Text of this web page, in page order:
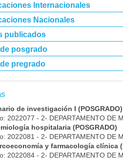
Internacionales
Nacionales
publicados
posgrado
pregrado
de investigación I (POSGRADO)
2022077 - 2- DEPARTAMENTO DE
hospitalaria (POSGRADO)
2022081 - 2- DEPARTAMENTO DE
y farmacología clínica
2022084 - 2- DEPARTAMENTO DE